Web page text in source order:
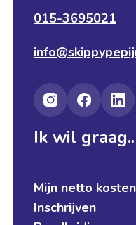
Ik wil graag..
Mijn netto
Inschrijven
015-3695021